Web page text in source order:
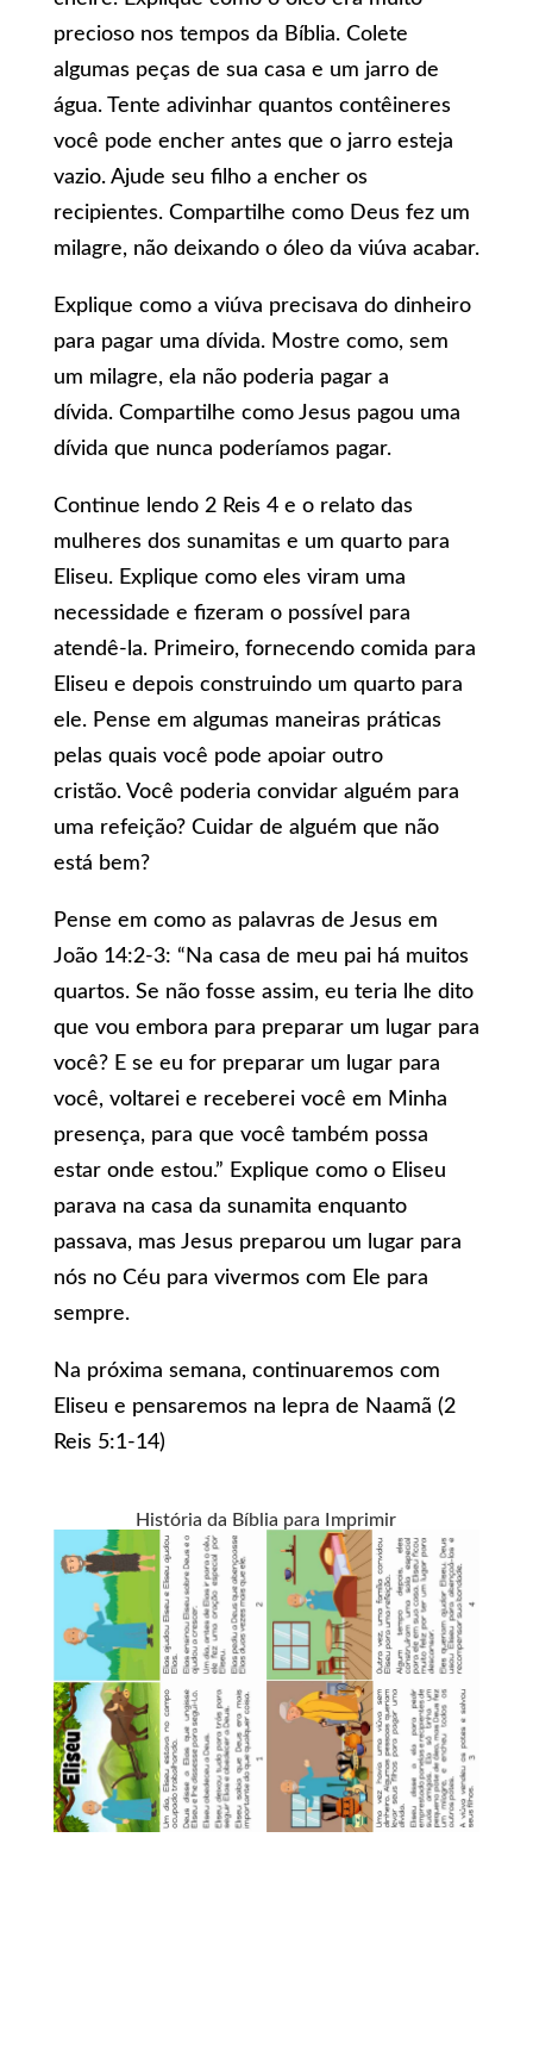
precioso nos tempos da Bíblia. Colete
algumas peças de sua casa e um jarro de
água. Tente adivinhar quantos contêineres
você pode encher antes que o jarro esteja
vazio. Ajude seu filho a encher os
recipientes. Compartilhe como Deus fez um
milagre, não deixando o óleo da viúva acabar.
Explique como a viúva precisava do dinheiro
para pagar uma dívida. Mostre como, sem
um milagre, ela não poderia pagar a
dívida. Compartilhe como Jesus pagou uma
dívida que nunca poderíamos pagar.
Continue lendo 2 Reis 4 e o relato das
mulheres dos sunamitas e um quarto para
Eliseu. Explique como eles viram uma
necessidade e fizeram o possível para
atendê-la. Primeiro, fornecendo comida para
Eliseu e depois construindo um quarto para
ele. Pense em algumas maneiras práticas
pelas quais você pode apoiar outro
cristão. Você poderia convidar alguém para
uma refeição? Cuidar de alguém que não
está bem?
Pense em como as palavras de Jesus em
João 14:2-3: “Na casa de meu pai há muitos
quartos. Se não fosse assim, eu teria lhe dito
que vou embora para preparar um lugar para
você? E se eu for preparar um lugar para
você, voltarei e receberei você em Minha
presença, para que você também possa
estar onde estou.” Explique como o Eliseu
parava na casa da sunamita enquanto
passava, mas Jesus preparou um lugar para
nós no Céu para vivermos com Ele para
sempre.
Na próxima semana, continuaremos com
Eliseu e pensaremos na lepra de Naamã (2
Reis 5:1-14)
História da Bíblia para Imprimir